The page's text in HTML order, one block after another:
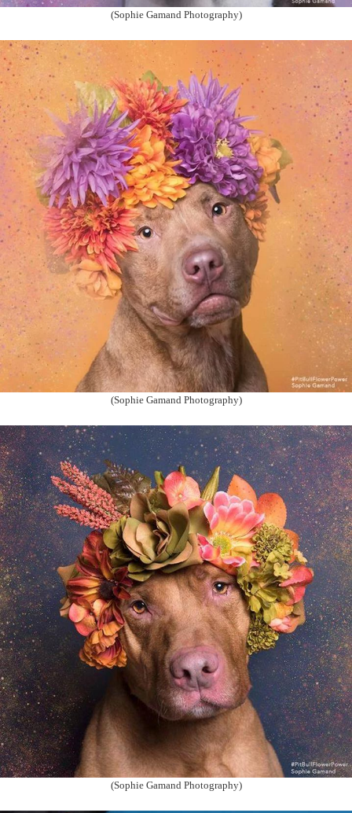
(Sophie Gamand Photography)
(Sophie Gamand Photography)
(Sophie Gamand Photography)